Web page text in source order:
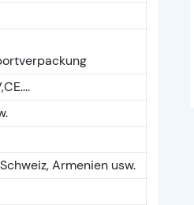
Armenien usw.